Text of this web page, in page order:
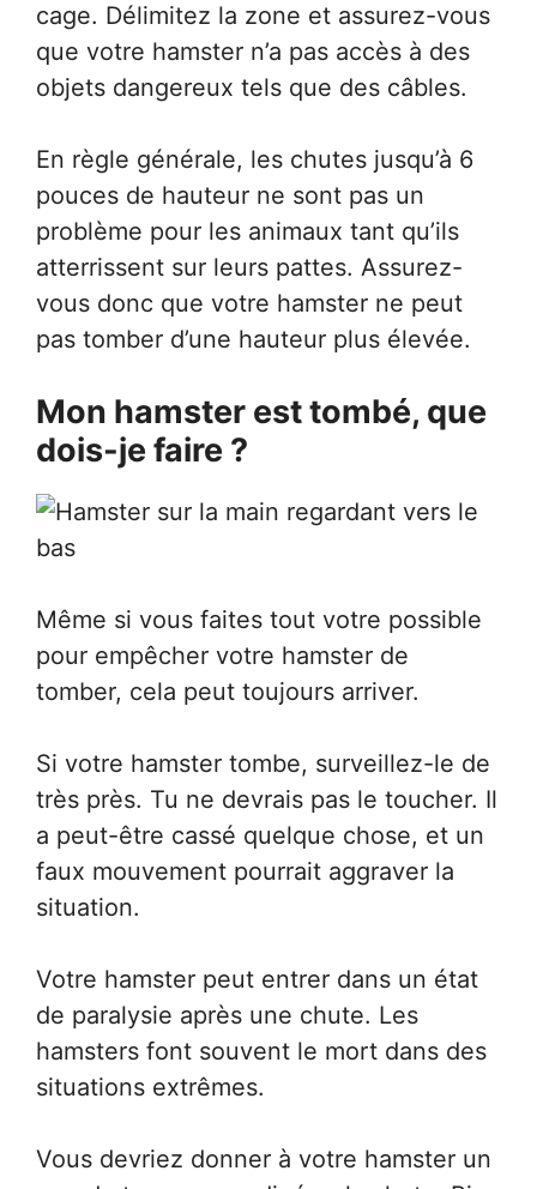
cage. Délimitez la zone et assurez-vous
que votre hamster n’a pas accès à des
objets dangereux tels que des câbles.
En règle générale, les chutes jusqu’à 6
pouces de hauteur ne sont pas un
problème pour les animaux tant qu’ils
atterrissent sur leurs pattes. Assurez-
vous donc que votre hamster ne peut
pas tomber d’une hauteur plus élevée.
Mon hamster est tombé, que
dois-je faire ?
Même si vous faites tout votre possible
pour empêcher votre hamster de
tomber, cela peut toujours arriver.
Si votre hamster tombe, surveillez-le de
très près. Tu ne devrais pas le toucher. Il
a peut-être cassé quelque chose, et un
faux mouvement pourrait aggraver la
situation.
Votre hamster peut entrer dans un état
de paralysie après une chute. Les
hamsters font souvent le mort dans des
situations extrêmes.
Vous devriez donner à votre hamster un